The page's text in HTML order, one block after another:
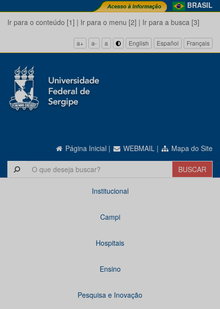
BRASIL
Ir para o conteúdo [1] | Ir para o menu [2] | Ir para a busca [3]
a+ a- a English Español Français
Página Inicial | WEBMAIL | Mapa do Site
Institucional
Campi
Hospitais
Ensino
Pesquisa e Inovação